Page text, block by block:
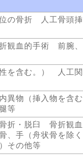
位の骨折 人工骨頭
観血的手術 前腕、
を含む。） 人工
異物（挿入物を含
等
折・脱臼 骨折観
、手（舟状骨を除
その他等